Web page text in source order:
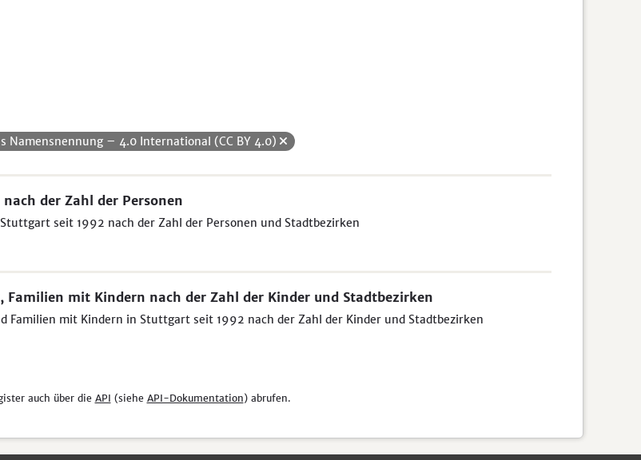
Namensnennung – 4.0 International (CC BY 4.0)
der Zahl der Personen
seit 1992 nach der Zahl der Personen und Stadtbezirken
Familien mit Kindern nach der Zahl der Kinder und Stadtbezirken
Familien mit Kindern in Stuttgart seit 1992 nach der Zahl der Kinder und Stadtbezirken
auch über die API (siehe API-Dokumentation) abrufen.